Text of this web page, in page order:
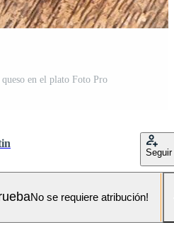
en el plato Foto Pro
Seguir
No se requiere atribución!